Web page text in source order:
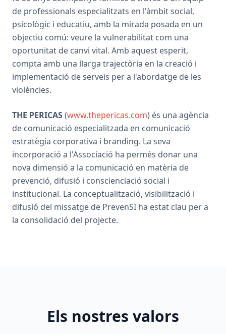
de professionals especialitzats en l'àmbit social,
psicològic i educatiu, amb la mirada posada en un
objectiu comú: veure la vulnerabilitat com una
oportunitat de canvi vital. Amb aquest esperit,
compta amb una llarga trajectòria en la creació i
implementació de serveis per a l'abordatge de les
violències.
THE PERICAS(www.thepericas.com) és una agència
de comunicació especialitzada en comunicació
estratègia corporativa i branding. La seva
incorporació a l'Associació ha permès donar una
nova dimensió a la comunicació en matèria de
prevenció, difusió i conscienciació social i
institucional. La conceptualització, visibilització i
difusió del missatge de PrevenSI ha estat clau per a
la consolidació del projecte.
Els nostres valors